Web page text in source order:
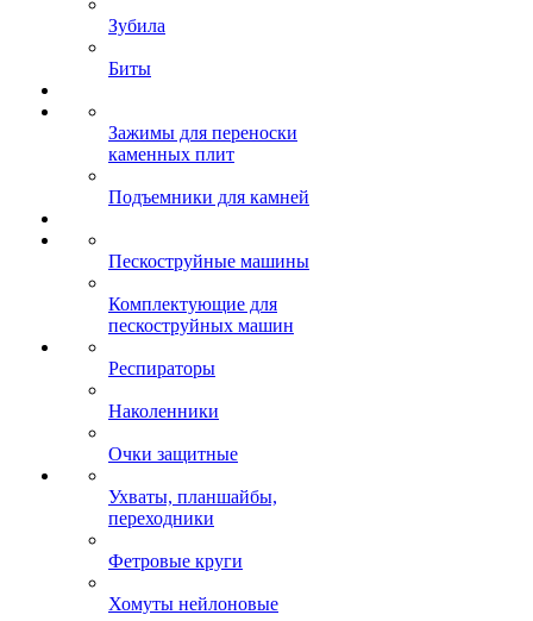
Зубила
Биты
Зажимы для переноски
каменных плит
Подъемники для камней
Пескоструйные машины
Комплектующие для
пескоструйных машин
Респираторы
Наколенники
Очки защитные
Ухваты, планшайбы,
переходники
Фетровые круги
Хомуты нейлоновые